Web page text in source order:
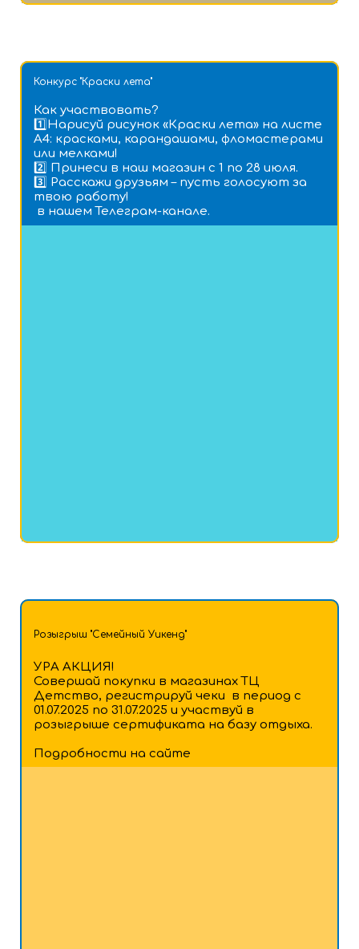
Конкурс "Краски лета"
Как участвовать?
1️⃣Нарисуй рисунок «Краски лета» на листе
А4: красками, карандашами, фломастерами
или мелками!
2️⃣ Принеси в наш магазин с 1 по 28 июля.
3️⃣ Расскажи друзьям – пусть голосуют за
твою работу!
в нашем Телеграм-канале.
Розыгрыш "Семейный Уикенд"
УРА АКЦИЯ!
Совершай покупки в магазинах ТЦ
Детство, регистрируй чеки в период с
01.07.2025 по 31.07.2025 и участвуй в
розыгрыше сертификата на базу отдыха.
Подробности на сайте